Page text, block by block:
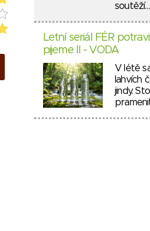
soutěží…
Letní seriál FÉR
pijeme II - VODA
V létě
lahvích
jindy.